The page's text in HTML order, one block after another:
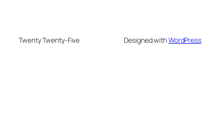
Twenty Twenty-Five Designed withWordPress